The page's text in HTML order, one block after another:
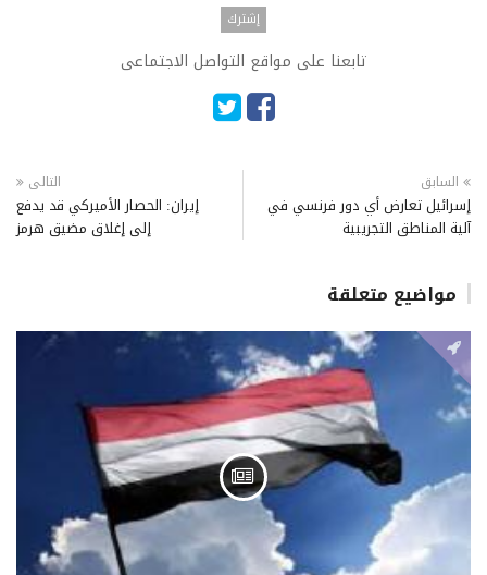
تابعنا على مواقع التواصل الاجتماعى
السابق
إسرائيل تعارض أي دور فرنسي في
آلية المناطق التجريبية
التالى
إيران: الحصار الأميركي قد يدفع
إلى إغلاق مضيق هرمز
مواضيع متعلقة